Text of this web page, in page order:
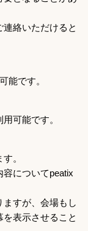
絡いただけると
能です。
可能です。
。
についてpeatix
すが、会場もし
表示させること